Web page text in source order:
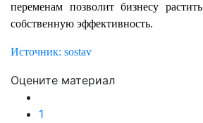
переменам позволит бизнесу растить
собственную эффективность.
Источник: sostav
Оцените материал
1